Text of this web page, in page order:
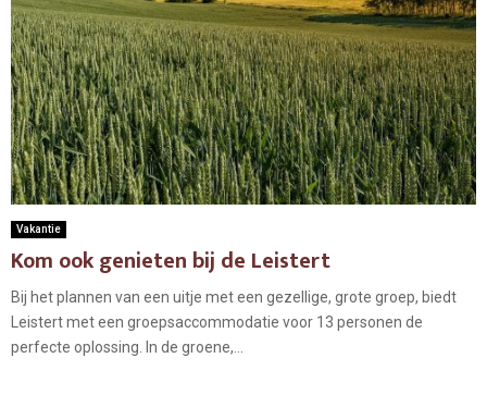
Vakantie
Kom ook genieten bij de Leistert
Bij het plannen van een uitje met een gezellige, grote groep, biedt
Leistert met een groepsaccommodatie voor 13 personen de
perfecte oplossing. In de groene,...